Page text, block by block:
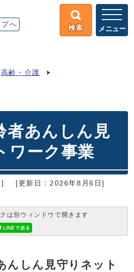
プへ 検索 メニュー
高齢・介護
者あんしん見
ワーク事業
[更新日：2026年8月6日]
は別ウィンドウで開きます
んしん見守りネット